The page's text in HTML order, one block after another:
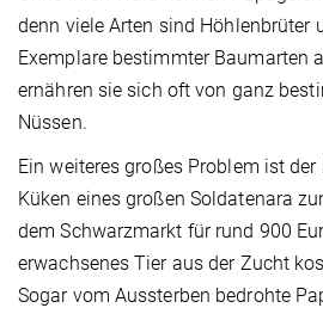
denn viele Arten sind Höhlenbrüter
Exemplare bestimmter Baumarten
ernähren sie sich oft von ganz
Nüssen.
Ein weiteres großes Problem ist
Küken eines großen Soldatenara
dem Schwarzmarkt für rund 900
erwachsenes Tier aus der Zucht
Sogar vom Aussterben bedrohte